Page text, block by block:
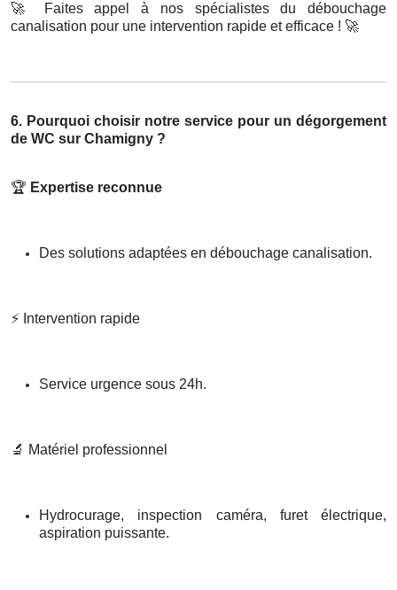
🚀
Faites appel à nos spécialistes du débouchage
canalisation pour une intervention rapide et efficace ! 🚀
6. Pourquoi choisir notre service pour un dégorgement
de WC sur Chamigny ?
🏆 Expertise reconnue
Des solutions adaptées en débouchage canalisation.
⚡ Intervention rapide
Service urgence sous 24h.
🔬 Matériel professionnel
Hydrocurage, inspection caméra, furet électrique,
aspiration puissante.